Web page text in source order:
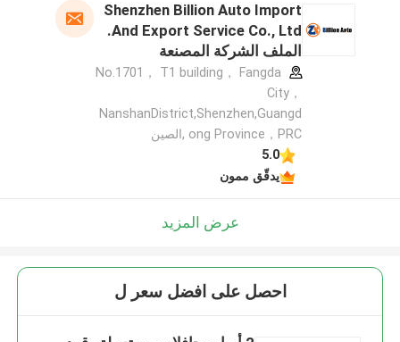
Shenzhen Billion Auto Import
And Export Service Co., Ltd.
الملف الشركة المصنعة
No.1701， T1 building， Fangda
City，
NanshanDistrict,Shenzhen,Guangd
ong Province，PRC ,الصين
5.0
يدقّق ممون
عرض المزيد
احصل على افضل سعر ل